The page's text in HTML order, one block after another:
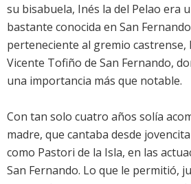
su bisabuela, Inés la del Pelao era
bastante conocida en San
perteneciente al gremio castrense,
Vicente Tofiño de San Fernando,
una importancia más que notable.
Con tan solo cuatro años solía
madre, que cantaba desde
como Pastori de la Isla, en las
San Fernando. Lo que le permitió,